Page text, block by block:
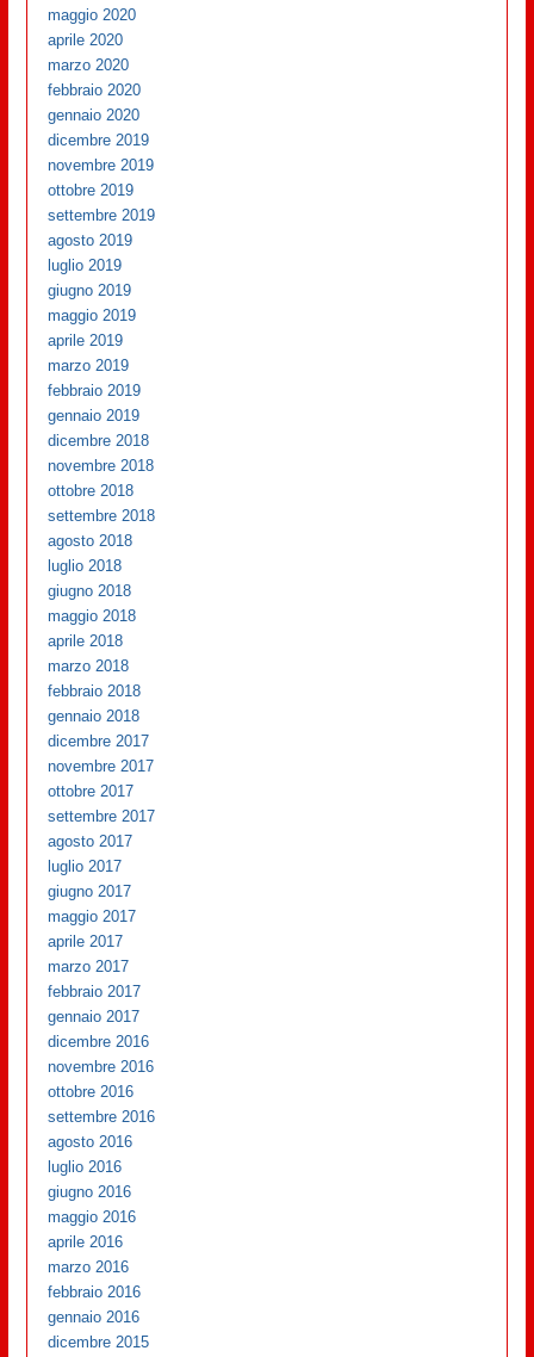
maggio 2020
aprile 2020
marzo 2020
febbraio 2020
gennaio 2020
dicembre 2019
novembre 2019
ottobre 2019
settembre 2019
agosto 2019
luglio 2019
giugno 2019
maggio 2019
aprile 2019
marzo 2019
febbraio 2019
gennaio 2019
dicembre 2018
novembre 2018
ottobre 2018
settembre 2018
agosto 2018
luglio 2018
giugno 2018
maggio 2018
aprile 2018
marzo 2018
febbraio 2018
gennaio 2018
dicembre 2017
novembre 2017
ottobre 2017
settembre 2017
agosto 2017
luglio 2017
giugno 2017
maggio 2017
aprile 2017
marzo 2017
febbraio 2017
gennaio 2017
dicembre 2016
novembre 2016
ottobre 2016
settembre 2016
agosto 2016
luglio 2016
giugno 2016
maggio 2016
aprile 2016
marzo 2016
febbraio 2016
gennaio 2016
dicembre 2015